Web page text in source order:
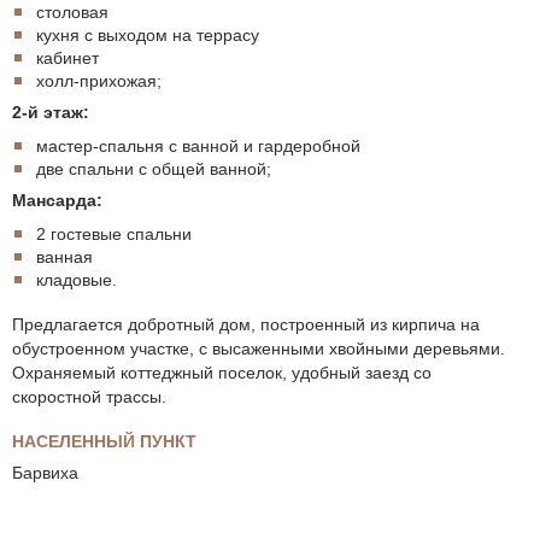
столовая
кухня с выходом на террасу
кабинет
холл-прихожая;
2-й этаж:
мастер-спальня с ванной и гардеробной
две спальни с общей ванной;
Мансарда:
2 гостевые спальни
ванная
кладовые.
Предлагается добротный дом, построенный из кирпича на
обустроенном участке, с высаженными хвойными деревьями.
Охраняемый коттеджный поселок, удобный заезд со
скоростной трассы.
НАСЕЛЕННЫЙ ПУНКТ
Барвиха